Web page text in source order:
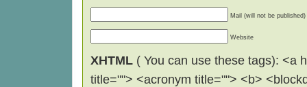
Mail (will not be published)
Website
XHTML ( You can use these tags): <a
title=""> <acronym title=""> <b>